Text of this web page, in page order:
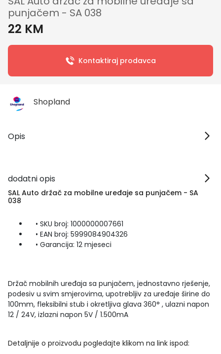
punjačem - SA 038
22 KM
Kontaktiraj prodavca
Shopland
Opis
dodatni opis
SAL Auto držač za mobilne uređaje sa punjačem - SA
038
• SKU broj: 1000000007661
• EAN broj: 5999084904326
• Garancija: 12 mjeseci
Držač mobilnih uređaja sa punjačem, jednostavno rješenje,
podesiv u svim smjerovima, upotrebljiv za uređaje širine do
100mm, fleksibilni stub i okretljiva glava 360° , ulazni napon
12 / 24V, izlazni napon 5V / 1.500mA
Detaljnije o proizvodu pogledajte klikom na link ispod: